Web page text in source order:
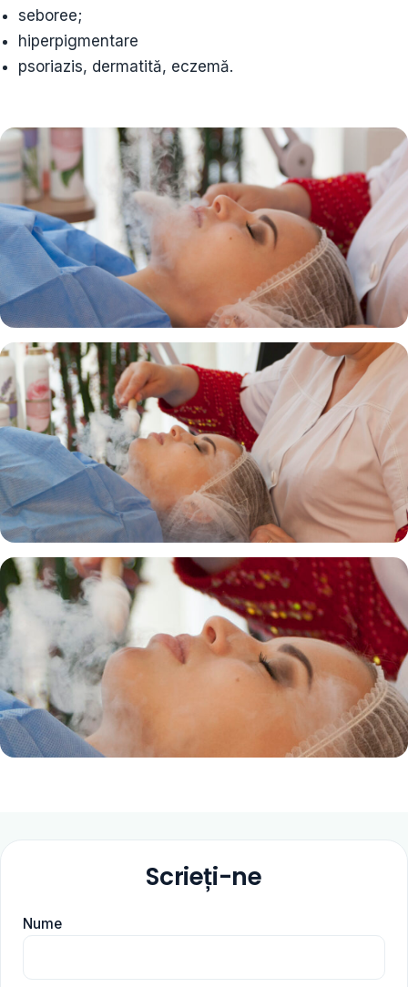
seboree;
hiperpigmentare
psoriazis, dermatită, eczemă.
Scrieți-ne
Nume